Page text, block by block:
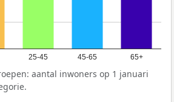
25-45 45-65 65+
aantal inwoners op 1 januari